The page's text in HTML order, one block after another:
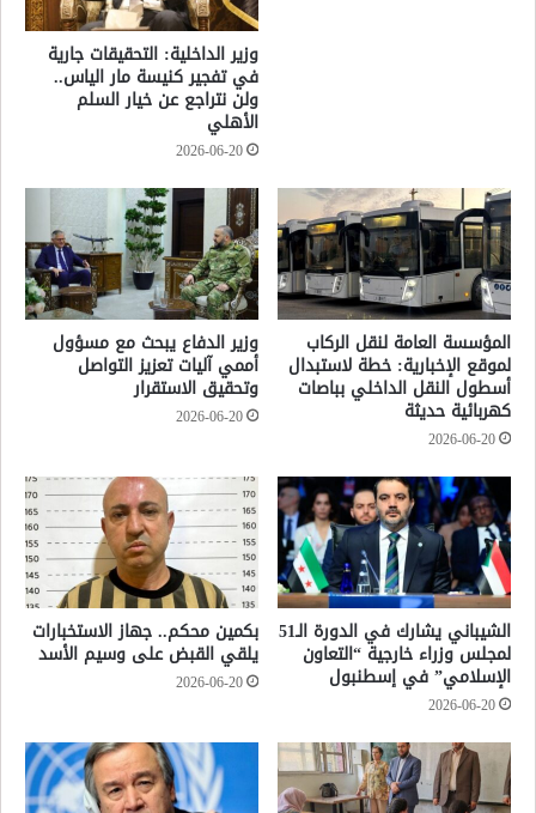
وزير الداخلية: التحقيقات جارية
في تفجير كنيسة مار الياس..
ولن نتراجع عن خيار السلم
الأهلي
2026-06-20
المؤسسة العامة لنقل الركاب
لموقع الإخبارية: خطة لاستبدال
أسطول النقل الداخلي بباصات
كهربائية حديثة
2026-06-20
وزير الدفاع يبحث مع مسؤول
أممي آليات تعزيز التواصل
وتحقيق الاستقرار
2026-06-20
الشيباني يشارك في الدورة الـ51
لمجلس وزراء خارجية “التعاون
الإسلامي” في إسطنبول
2026-06-20
بكمين محكم.. جهاز الاستخبارات
يلقي القبض على وسيم الأسد
2026-06-20